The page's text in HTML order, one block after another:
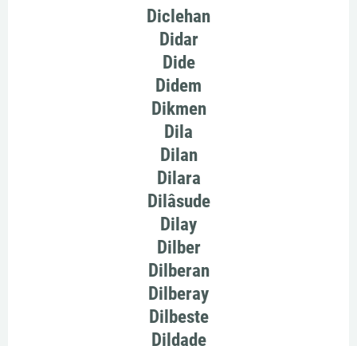
Diclehan
Didar
Dide
Didem
Dikmen
Dila
Dilan
Dilara
Dilâsude
Dilay
Dilber
Dilberan
Dilberay
Dilbeste
Dildade